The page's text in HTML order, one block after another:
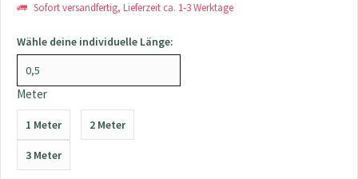
Sofort versandfertig, Lieferzeit ca. 1-3 Werktage
Wähle deine individuelle Länge:
Meter
1 Meter 2 Meter
3 Meter